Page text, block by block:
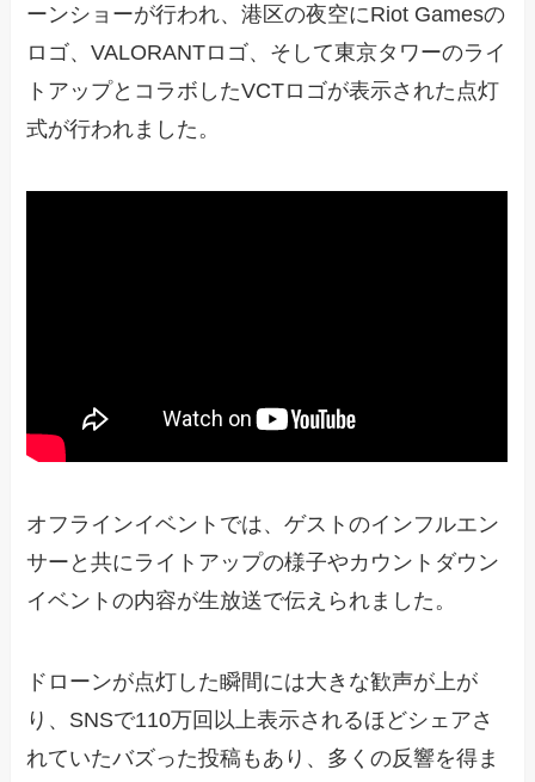
ーンショーが行われ、港区の夜空にRiot Gamesの
ロゴ、VALORANTロゴ、そして東京タワーのライ
トアップとコラボしたVCTロゴが表示された点灯
式が行われました。
オフラインイベントでは、ゲストのインフルエン
サーと共にライトアップの様子やカウントダウン
イベントの内容が生放送で伝えられました。
ドローンが点灯した瞬間には大きな歓声が上が
り、SNSで110万回以上表示されるほどシェアさ
れていたバズった投稿もあり、多くの反響を得ま